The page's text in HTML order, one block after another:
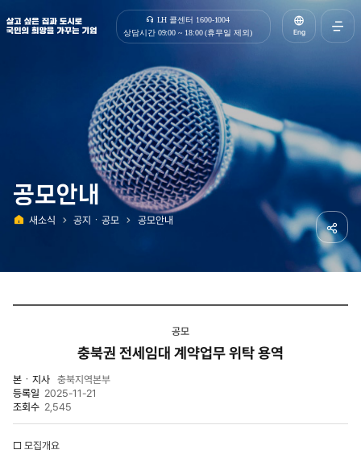
살고 싶은 집과 도시로 국민의 희망을 가꾸는 기업 | 한국토지주택공사
LH 콜센터 1600-1004
상담시간 09:00 ~ 18:00 (휴무일 제외)
Eng
열기
공모안내
새소식 공지ㆍ공모 공모안내
공유
공모
충북권 전세임대 계약업무 위탁 용역
본ㆍ지사 충북지역본부
등록일 2025-11-21
조회수 2,545
□ 모집개요